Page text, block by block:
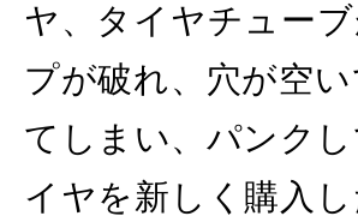
ヤ、タイヤチュー
プが破れ、穴が空
てしまい、パンク
イヤを新しく購入